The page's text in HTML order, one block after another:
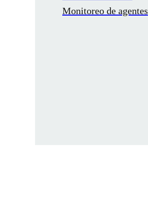
Monitoreo de agentes